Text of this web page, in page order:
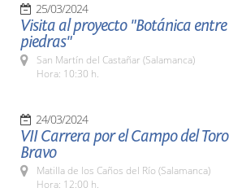
25/03/2024
Visita al proyecto "Botánica entre
piedras"
San Martín del Castañar (Salamanca)
Hora: 10:30 h.
24/03/2024
VII Carrera por el Campo del Toro
Bravo
Matilla de los Caños del Río (Salamanca)
Hora: 12:00 h.